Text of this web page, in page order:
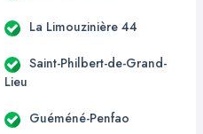
La Limouzinière 44
Saint-Philbert-de-Grand-
Lieu
Guéméné-Penfao